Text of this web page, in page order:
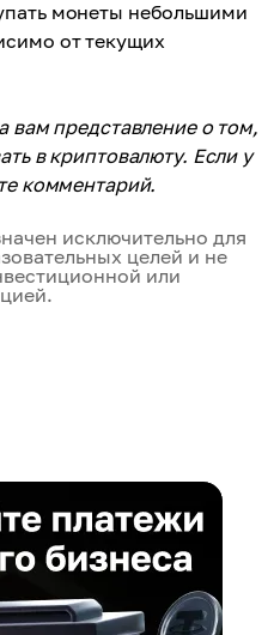
монеты небольшими
от текущих
вам представление о том,
в криптовалюту. Если у
комментарий.
исключительно для
целей и не
или